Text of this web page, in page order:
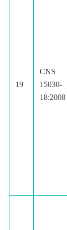
19
CNS
15030-
18:2008